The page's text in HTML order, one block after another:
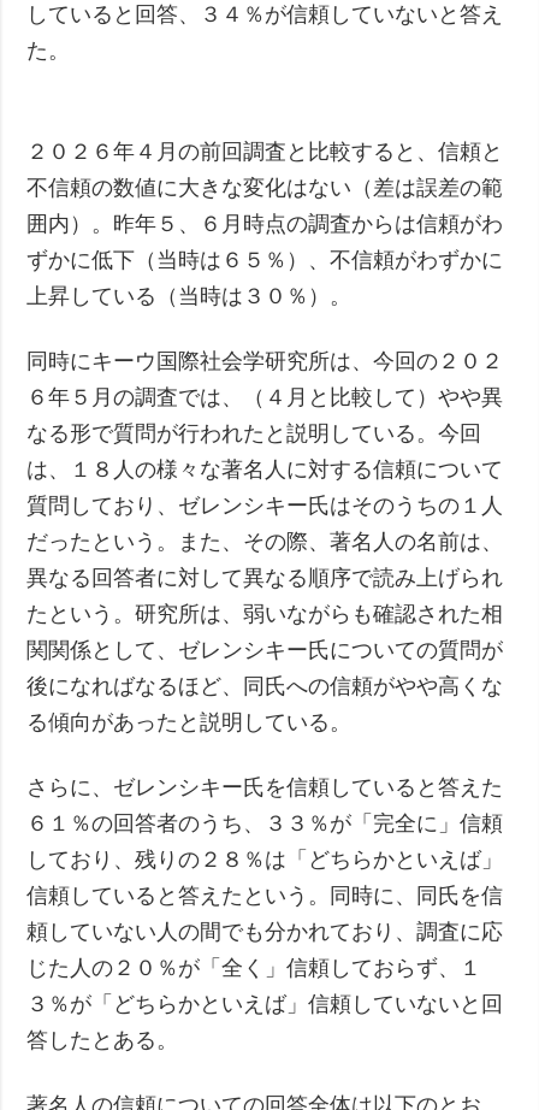
していると回答、３４％が信頼していないと答え
た。
２０２６年４月の前回調査と比較すると、信頼と
不信頼の数値に大きな変化はない（差は誤差の範
囲内）。昨年５、６月時点の調査からは信頼がわ
ずかに低下（当時は６５％）、不信頼がわずかに
上昇している（当時は３０％）。
同時にキーウ国際社会学研究所は、今回の２０２
６年５月の調査では、（４月と比較して）やや異
なる形で質問が行われたと説明している。今回
は、１８人の様々な著名人に対する信頼について
質問しており、ゼレンシキー氏はそのうちの１人
だったという。また、その際、著名人の名前は、
異なる回答者に対して異なる順序で読み上げられ
たという。研究所は、弱いながらも確認された相
関関係として、ゼレンシキー氏についての質問が
後になればなるほど、同氏への信頼がやや高くな
る傾向があったと説明している。
さらに、ゼレンシキー氏を信頼していると答えた
６１％の回答者のうち、３３％が「完全に」信頼
しており、残りの２８％は「どちらかといえば」
信頼していると答えたという。同時に、同氏を信
頼していない人の間でも分かれており、調査に応
じた人の２０％が「全く」信頼しておらず、１
３％が「どちらかといえば」信頼していないと回
答したとある。
著名人の信頼についての回答全体は以下のとお